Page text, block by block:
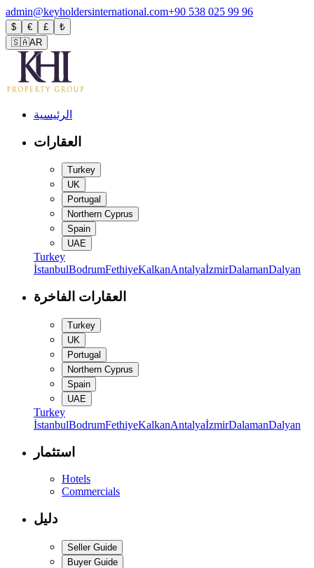
admin@keyholdersinternational.com+90 538 025 99 96
$ € £
₺
🇸🇦AR
الرئيسية
العقارات
Turkey
UK
Portugal
Northern Cyprus
Spain
UAE
Turkey
İstanbulBodrumFethiyeKalkanAntalyaİzmirDalamanDalyan
العقارات الفاخرة
Turkey
UK
Portugal
Northern Cyprus
Spain
UAE
Turkey
İstanbulBodrumFethiyeKalkanAntalyaİzmirDalamanDalyan
استثمار
Hotels
Commercials
دليل
Seller Guide
Buyer Guide